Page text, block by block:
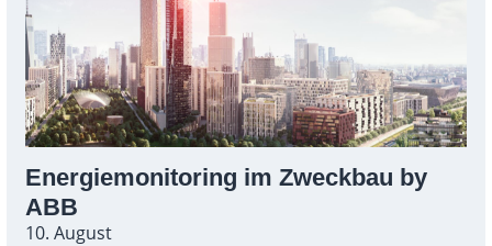
Energiemonitoring im Zweckbau by
ABB
10. August